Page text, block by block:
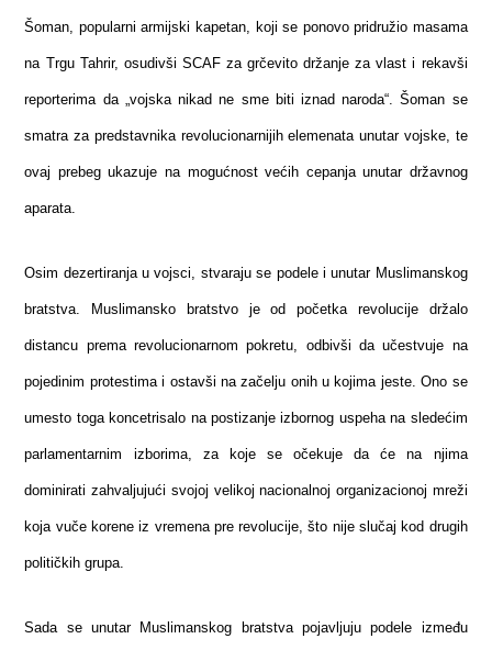
Šoman, popularni armijski kapetan, koji se ponovo pridružio masama
na Trgu Tahrir, osudivši SCAF za grčevito držanje za vlast i rekavši
reporterima da „vojska nikad ne sme biti iznad naroda“. Šoman se
smatra za predstavnika revolucionarnijih elemenata unutar vojske, te
ovaj prebeg ukazuje na mogućnost većih cepanja unutar državnog
aparata.
Osim dezertiranja u vojsci, stvaraju se podele i unutar Muslimanskog
bratstva. Muslimansko bratstvo je od početka revolucije držalo
distancu prema revolucionarnom pokretu, odbivši da učestvuje na
pojedinim protestima i ostavši na začelju onih u kojima jeste. Ono se
umesto toga koncetrisalo na postizanje izbornog uspeha na sledećim
parlamentarnim izborima, za koje se očekuje da će na njima
dominirati zahvaljujući svojoj velikoj nacionalnoj organizacionoj mreži
koja vuče korene iz vremena pre revolucije, što nije slučaj kod drugih
političkih grupa.
Sada se unutar Muslimanskog bratstva pojavljuju podele između